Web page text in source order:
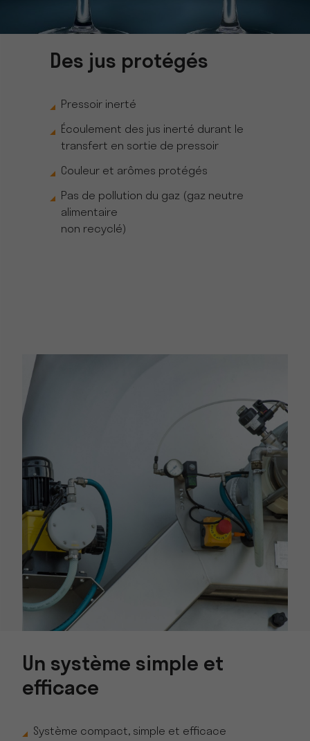
Des jus protégés
Pressoir inerté
Écoulement des jus inerté durant le
transfert en sortie de pressoir
Couleur et arômes protégés
Pas de pollution du gaz (gaz neutre
alimentaire
non recyclé)
Un système simple et
efficace
Système compact, simple et efficace